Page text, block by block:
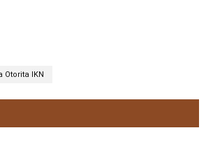
Otorita IKN